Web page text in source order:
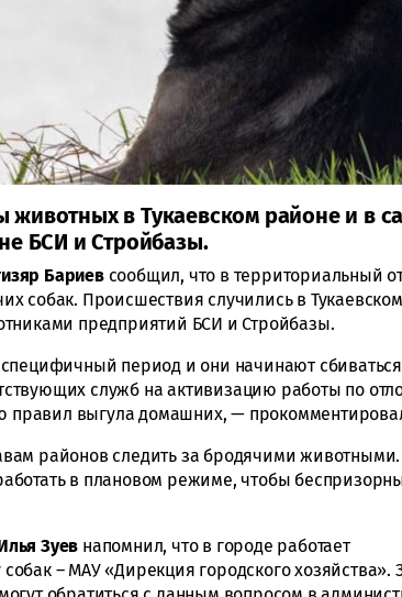
в Тукаевском районе и в
БСИ и Стройбазы.
Бариев сообщил, что в территориальный
собак. Происшествия случились в
предприятий БСИ и Стройбазы.
период и они начинают сбиваться
служб на активизацию работы по
выгула домашних, —
районов следить за бродячими
в плановом режиме, чтобы
Зуев напомнил, что в городе работает
– МАУ «Дирекция городского хозяйства».